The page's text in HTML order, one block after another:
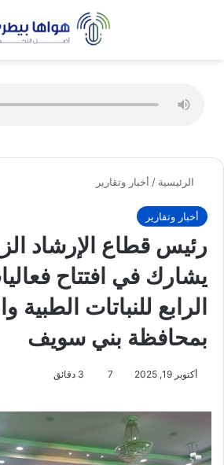
الرئيسية / أخبار وتقارير
أخبار وتقارير
رئيس قطاع الإرشاد
يشارك في افتتاح
الرابع للنباتات الطبية
بمحافظة بني سويف
أكتوبر 19, 2025 7